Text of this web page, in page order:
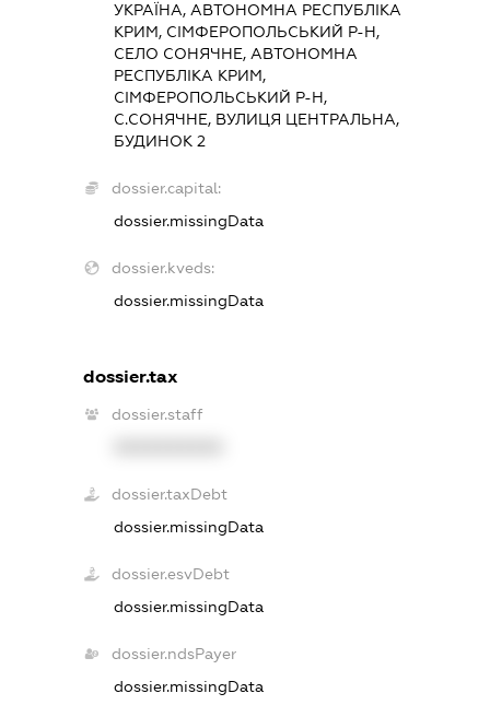
УКРАЇНА, АВТОНОМНА РЕСПУБЛІКА
КРИМ, СІМФЕРОПОЛЬСЬКИЙ Р-Н,
СЕЛО СОНЯЧНЕ, АВТОНОМНА
РЕСПУБЛІКА КРИМ,
СІМФЕРОПОЛЬСЬКИЙ Р-Н,
С.СОНЯЧНЕ, ВУЛИЦЯ ЦЕНТРАЛЬНА,
БУДИНОК 2
dossier.capital:
dossier.missingData
dossier.kveds:
dossier.missingData
dossier.tax
dossier.staff
dossier.taxDebt
dossier.missingData
dossier.esvDebt
dossier.missingData
dossier.ndsPayer
dossier.missingData